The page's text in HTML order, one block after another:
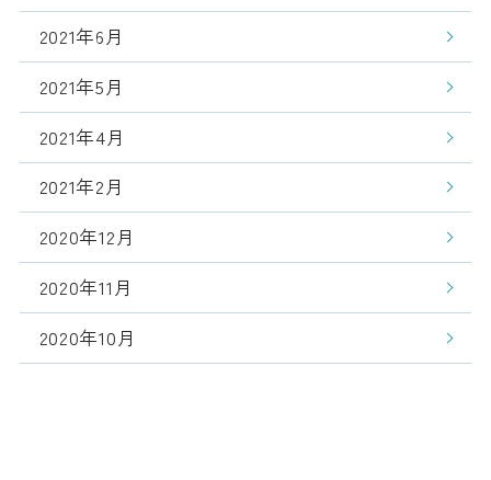
2021年6月
2021年5月
2021年4月
2021年2月
2020年12月
2020年11月
2020年10月